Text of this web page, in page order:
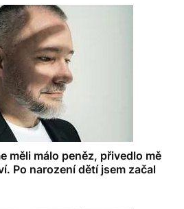
měli málo peněz, přivedlo mě
Po narození dětí jsem začal